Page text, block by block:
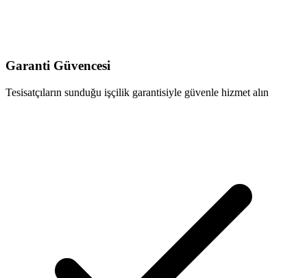
Garanti Güvencesi
Tesisatçıların sunduğu işçilik garantisiyle güvenle hizmet alın